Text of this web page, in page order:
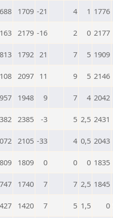
1709 -21 4 1 1776
2179 -16 2 0 2177
1792 21 7 5 1909
2097 11 9 5 2146
1948 9 7 4 2042
2385 -3 5 2,5 2431
2105 -33 4 0,5 2043
1809 0 0 0 1835
1740 7 7 2,5 1845
1420 7 5 1,5 0